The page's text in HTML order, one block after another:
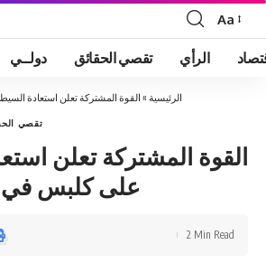
Font
Resizer
Aa
دولــي تقصي الحقائق الرأي
الرئيسية » القوة المشتركة تعلن استعادة
تقصي
القوة المشتركة تعلن
على كلبس في
2 Min Read